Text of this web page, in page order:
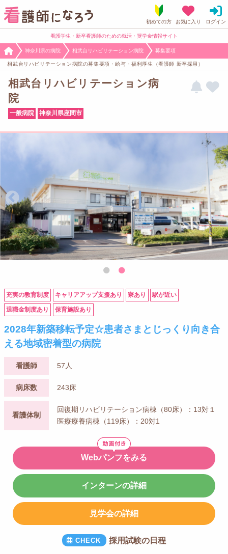
看護学生・新卒看護師のための就活・奨学金情報サイト
神奈川県の病院 相武台リハビリテーション病院 募集要項
相武台リハビリテーション病院の募集要項・給与・福利厚生（看護師 新卒採用）
相武台リハビリテーション病
院
一般病院 神奈川県座間市
充実の教育制度 キャリアアップ支援あり 寮あり 駅が近い
退職金制度あり 保育施設あり
2028年新築移転予定☆患者さまとじっくり向き合
える地域密着型の病院
看護師 57人
病床数 243床
看護体制
回復期リハビリテーション病棟（80床）：13対１
医療療養病棟（119床）：20対1
Webパンフをみる
インターンの詳細
見学会の詳細
採用試験の日程